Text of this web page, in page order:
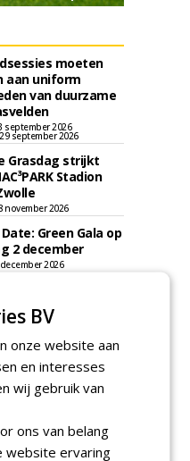
moeten
aan uniform
van duurzame
september 2026
september 2026
Grasdag strijkt
Stadion
november 2026
Green Gala op
2 december
2026
BV
onze website aan
en interesses
wij gebruik van
ons van belang
website ervaring